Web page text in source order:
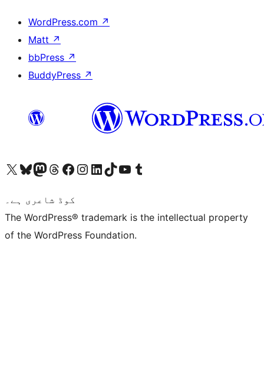
WordPress.com ↗
Matt ↗
bbPress ↗
BuddyPress ↗
Visit our X (formerly Twitter) account
ہمارے بلیواسکائی اکاؤنٹ پر جائیں
Visit our Mastodon account
ہمارے ٹھریڈز اکاؤنٹ پر جائیں
Visit our Facebook page
Visit our Instagram account
Visit our LinkedIn account
ہمارے ٹک ٹاک اکاؤنٹ پر جائیں
Visit our YouTube channel
ہمارے ٹمبلر اکاؤنٹ پر جائیں
کوڈ شاعری ہے۔
The WordPress® trademark is the intellectual property
of the WordPress Foundation.